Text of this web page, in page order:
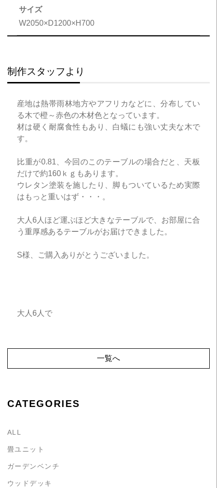
サイズ
W2050×D1200×H700
制作スタッフより
産地は熱帯雨林地方やアフリカなどに、分布してい
る木で橙～赤色の木材色となっています。
材は硬く耐腐食性もあり、白蟻にも強い丈夫な木で
す。
比重が0.81、今回のこのテーブルの場合だと、天板
だけで約160ｋｇもあります。
ウレタン塗装を施したり、脚もついているため実際
はもっと重いはず・・・。
大人6人ほど運ぶほど大きなテーブルで、お部屋に合
う重厚感あるテーブルがお届けできました。
S様、ご購入ありがとうございました。
大人6人で
一覧へ
CATEGORIES
ALL
畳ユニット
ガーデンベンチ
ウッドデッキ